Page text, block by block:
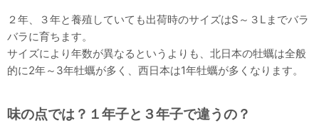
２年、３年と養殖していても出荷時のサイズはS～３Lまでバラ
バラに育ちます。
サイズにより年数が異なるというよりも、北日本の牡蠣は全般
的に2年～3年牡蠣が多く、西日本は1年牡蠣が多くなります。
味の点では？１年子と３年子で違うの？